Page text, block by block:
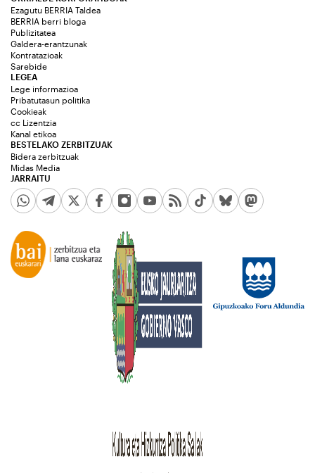
Ezagutu BERRIA Taldea
BERRIA berri bloga
Publizitatea
Galdera-erantzunak
Kontratazioak
Sarebide
JARRAITU
LEGEA
Lege informazioa
Pribatutasun politika
Cookieak
cc Lizentzia
Kanal etikoa
BESTELAKO ZERBITZUAK
Bidera zerbitzuak
Midas Media